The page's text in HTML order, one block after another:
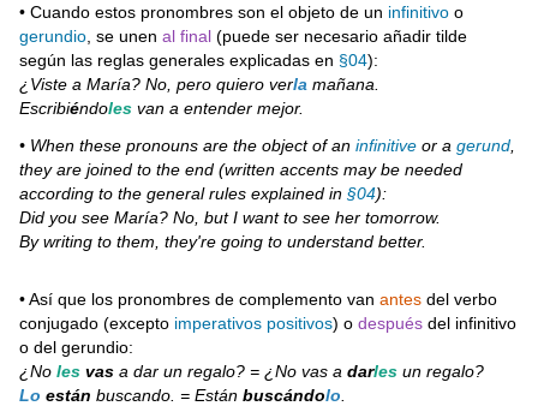
• Cuando estos pronombres son el objeto de un infinitivo o
gerundio , se unenal final (puede ser necesario añadir tilde
según las reglas generales explicadas en §04):
¿Viste a María? No, pero quiero verla mañana.
Escribiéndoles van a entender mejor.
• When these pronouns are the object of aninfinitive or agerund,
they are joined to the end (written accents may be needed
according to the general rules explained in§04):
Did you see María? No, but I want to see her tomorrow.
By writing to them, they're going to understand better.
• Así que los pronombres de complemento vanantes del verbo
conjugado (excepto imperativos positivos) odespués del infinitivo
o del gerundio:
¿Noles vas a dar un regalo? = ¿No vas adarles un regalo?
Lo están buscando. = Estánbuscándolo